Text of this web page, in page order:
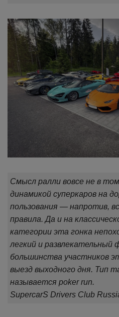
Смысл ралли вовсе не в
динамикой суперкаров на
пользования — напротив,
правила. Да и на
категории эта гонка
легкий и развлекательный
большинства участников
выезд выходного дня. Тип
называется poker run.
SupercarS Drivers Club